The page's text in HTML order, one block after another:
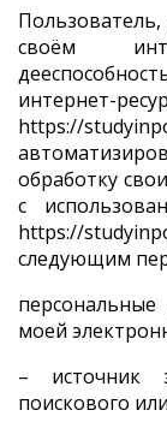
своём
интернет-
https://
обработку
с
https://
следующим
моей
– источник
поискового